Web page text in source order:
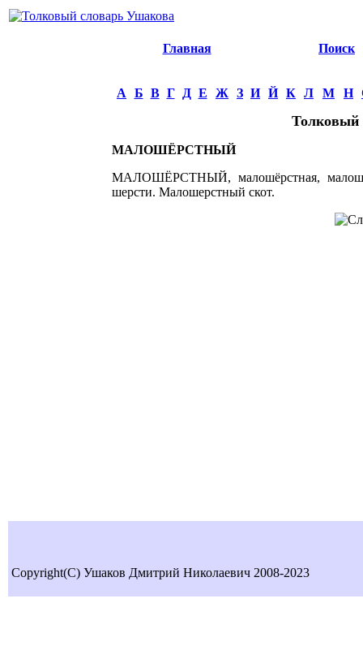
Главная Поиск
А Б В Г Д Е Ж З И Й К Л М Н
Толковый
МАЛОШЁРСТНЫЙ
МАЛОШЁРСТНЫЙ, малошёрстная,
шерсти. Малошерстный скот.
Copyright(C) Ушаков Дмитрий Николаевич 2008-2023